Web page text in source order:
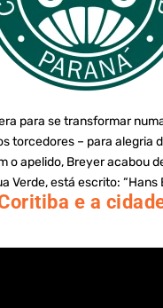
para se transformar
torcedores – para alegria
o apelido, Breyer acabou
Verde, está escrito: “Hans
e a